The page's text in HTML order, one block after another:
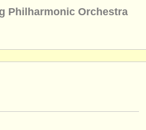
Philharmonic Orchestra